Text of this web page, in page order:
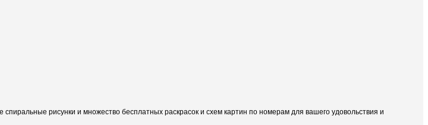
рисунки и множество бесплатных раскрасок и схем картин по номерам для вашего удовольствия и